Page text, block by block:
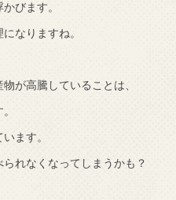
びます。
なりますね。
が高騰していることは、
ます。
れなくなってしまうかも？